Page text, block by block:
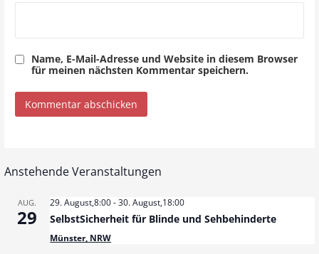
Name, E-Mail-Adresse und Website in diesem Browser
für meinen nächsten Kommentar speichern.
Anstehende Veranstaltungen
AUG.
29
29. August,8:00-30. August,18:00
SelbstSicherheit für Blinde und Sehbehinderte
Münster, NRW